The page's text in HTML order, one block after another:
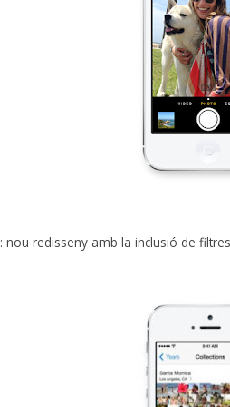
: nou redisseny amb la inclusió de